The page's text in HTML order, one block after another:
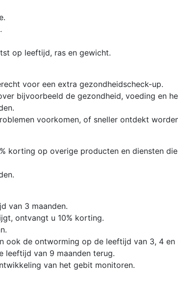
op leeftijd, ras en gewicht.
voor een extra gezondheidscheck-up.
bijvoorbeeld de gezondheid, voeding en
voorkomen, of sneller ontdekt
korting op overige producten en diensten
van 3 maanden.
ontvangt u 10% korting.
ook de ontworming op de leeftijd van 3, 4 en
leeftijd van 9 maanden terug.
van het gebit monitoren.